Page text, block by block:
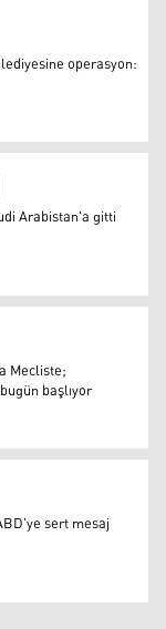
operasyon:
Arabistan'a gitti
Mecliste;
başlıyor
sert mesaj